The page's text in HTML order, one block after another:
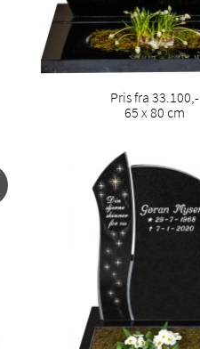
Pris fra 33.100,-
65 x 80 cm